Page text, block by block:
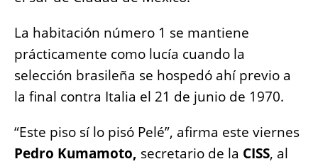
La habitación número 1 se mantiene
prácticamente como lucía cuando la
selección brasileña se hospedó ahí previo a
la final contra Italia el 21 de junio de 1970.
“Este piso sí lo pisó Pelé”, afirma este viernes
Pedro Kumamoto, secretario de la CISS, al